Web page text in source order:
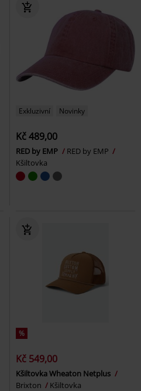
Exkluzivní Novinky
Kč 489,00
RED by EMP
RED by EMP
Kšiltovka
%
Kč 549,00
Kšiltovka Wheaton Netplus
Brixton
Kšiltovka